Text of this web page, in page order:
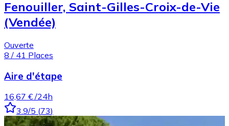
Fenouiller, Saint-Gilles-Croix-de-Vie
(Vendée)
Ouverte
8 / 41 Places
Aire d'étape
16,67 € /24h
3.9/5 (73)